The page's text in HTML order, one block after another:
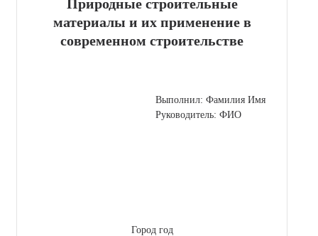
Природные строительные
материалы и их применение в
современном строительстве
Выполнил: Фамилия Имя
Руководитель: ФИО
Город год